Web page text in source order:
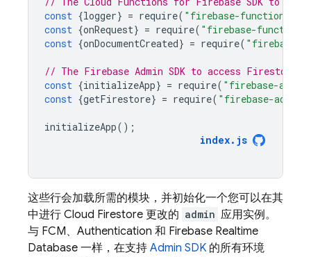
const {logger} = require( "firebase-functions"
const {onRequest} = require( "firebase-
const {onDocumentCreated} = require( "firebase-
// The Firebase Admin SDK to access Firestore.
const {initializeApp} = require( "firebase-
const {getFirestore} = require( "firebase-
initializeApp();
index. js
这些行会加载所需的模块，并初始化一个您可以在其
中进行 Cloud Firestore 更改的 admin 应用实例。
与 FCM、 Authentication 和 Firebase Realtime
Database 一样，在支持 Admin SDK 的所有环境